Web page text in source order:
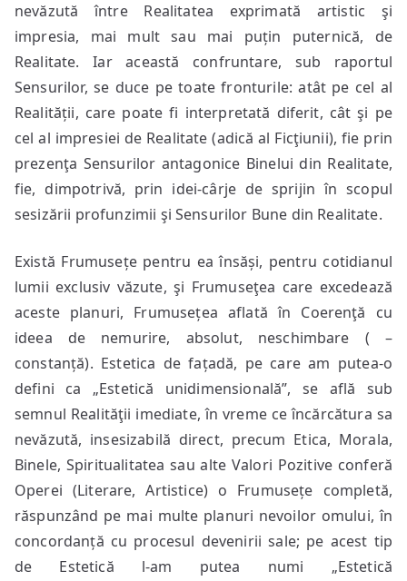
nevăzută între Realitatea exprimată artistic şi
impresia, mai mult sau mai puțin puternică, de
Realitate. Iar această confruntare, sub raportul
Sensurilor, se duce pe toate fronturile: atât pe cel al
Realității, care poate fi interpretată diferit, cât şi pe
cel al impresiei de Realitate (adică al Ficţiunii), fie prin
prezenţa Sensurilor antagonice Binelui din Realitate,
fie, dimpotrivă, prin idei-cârje de sprijin în scopul
sesizării profunzimii şi Sensurilor Bune din Realitate.
Există Frumusețe pentru ea însăși, pentru cotidianul
lumii exclusiv văzute, şi Frumuseţea care excedează
aceste planuri, Frumusețea aflată în Coerenţă cu
ideea de nemurire, absolut, neschimbare ( –
constanță). Estetica de fațadă, pe care am putea-o
defini ca „Estetică unidimensională”, se află sub
semnul Realităţii imediate, în vreme ce încărcătura sa
nevăzută, insesizabilă direct, precum Etica, Morala,
Binele, Spiritualitatea sau alte Valori Pozitive conferă
Operei (Literare, Artistice) o Frumusețe completă,
răspunzând pe mai multe planuri nevoilor omului, în
concordanță cu procesul devenirii sale; pe acest tip
de Estetică l-am putea numi „Estetică